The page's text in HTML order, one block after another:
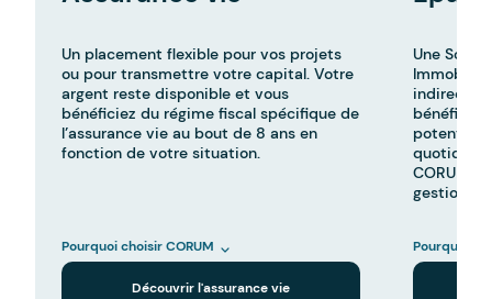
Un placement flexible pour vos projets
ou pour transmettre votre capital. Votre
argent reste disponible et vous
bénéficiez du régime fiscal spécifique de
l’assurance vie au bout de 8 ans en
fonction de votre situation.
Pourquoi choisir CORUM
Découvrir l'assurance vie
Une
Immobilier
bénéficier
CORUM
gestion.
Pourquoi